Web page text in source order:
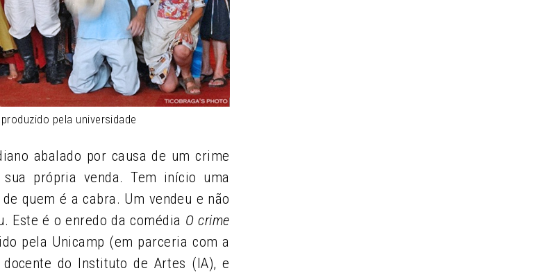
pela universidade
abalado por causa de um crime
própria venda. Tem início uma
quem é a cabra. Um vendeu e não
Este é o enredo da comédia O crime
pela Unicamp (em parceria com a
do Instituto de Artes (IA), e